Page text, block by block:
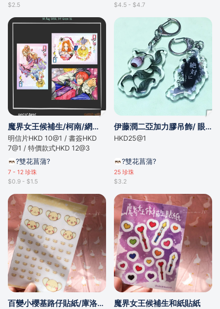
$2.5
$4.5 - $4.7
魔界女王候補生/柯南/網王... 明信片/書簽
明信片HKD 10@1 / 書簽HKD
7@1 / 特價款式HKD 12@3
?雙花菖蒲?
7 - 12 珍珠
$0.9 - $1.5
伊藤潤二亞加力膠吊飾/ 眼球草 十字路口的美少年 第五人格
HKD25@1
?雙花菖蒲?
25 珍珠
$3.2
百變小櫻基路仔貼紙/庫洛魔法使小可貼紙 魔界女王候補生和紙貼紙